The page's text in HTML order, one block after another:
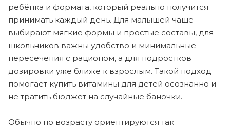
ребёнка и формата, который реально получится
принимать каждый день. Для малышей чаще
выбирают мягкие формы и простые составы, для
школьников важны удобство и минимальные
пересечения с рационом, а для подростков
дозировки уже ближе к взрослым. Такой подход
помогает купить витамины для детей осознанно и
не тратить бюджет на случайные баночки.
Обычно по возрасту ориентируются так